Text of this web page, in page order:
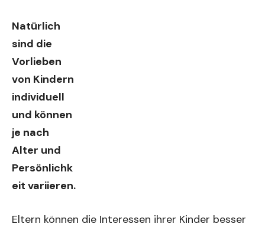
Natürlich
sind die
Vorlieben
von Kindern
individuell
und können
je nach
Alter und
Persönlichk
eit variieren.
Eltern können die Interessen ihrer Kinder besser